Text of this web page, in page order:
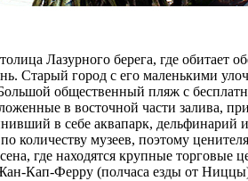
Лазурного берега, где
Старый город с его маленькими
общественный пляж с
в восточной части залива,
в себе аквапарк, дельфинарий
музеев, поэтому
где находятся крупные торговые
Кап-Ферру (полчаса езды от